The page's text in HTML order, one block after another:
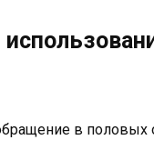
в половых